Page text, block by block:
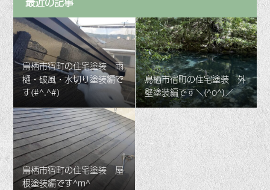
鳥栖市宿町の住宅塗装 雨
樋・破風・水切り塗装編で
す(#^.^#)
鳥栖市宿町の住宅塗装 外
壁塗装編です＼(^o^)／
鳥栖市宿町の住宅塗装 屋
根塗装編です^m^